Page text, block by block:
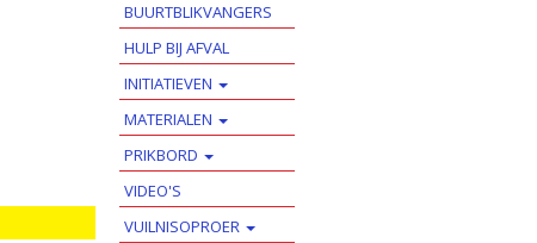
BUURTBLIKVANGERS
HULP BIJ AFVAL
INITIATIEVEN
MATERIALEN
PRIKBORD
VIDEO'S
VUILNISOPROER